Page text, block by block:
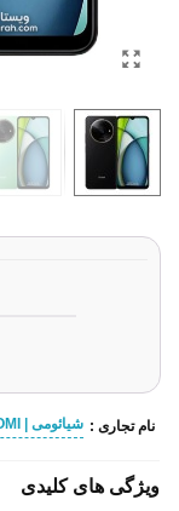
نام تجاری : شیائومی | XIAOMI
ویژگی های کلیدی